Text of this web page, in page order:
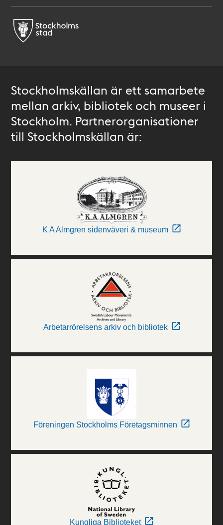
Stockholmskällan är ett samarbete
mellan arkiv, bibliotek och museer i
Stockholm. Partnerorganisationer
till Stockholmskällan är:
K A Almgren sidenväveri & museum
Arbetarrörelsens arkiv och bibliotek
Föreningen Stockholms Företagsminnen
Kungliga Biblioteket